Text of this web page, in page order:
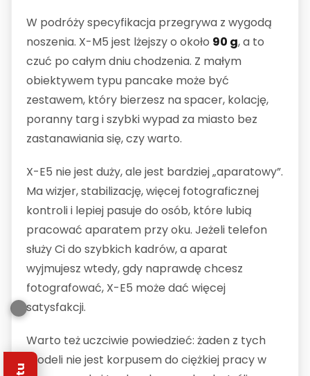
W podróży specyfikacja przegrywa z wygodą
noszenia. X-M5 jest lżejszy o około 90 g, a to
czuć po całym dniu chodzenia. Z małym
obiektywem typu pancake może być
zestawem, który bierzesz na spacer, kolację,
poranny targ i szybki wypad za miasto bez
zastanawiania się, czy warto.
X-E5 nie jest duży, ale jest bardziej „aparatowy”.
Ma wizjer, stabilizację, więcej fotograficznej
kontroli i lepiej pasuje do osób, które lubią
pracować aparatem przy oku. Jeżeli telefon
służy Ci do szybkich kadrów, a aparat
wyjmujesz wtedy, gdy naprawdę chcesz
fotografować, X-E5 może dać więcej
satysfakcji.
Warto też uczciwie powiedzieć: żaden z tych
modeli nie jest korpusem do ciężkiej pracy w